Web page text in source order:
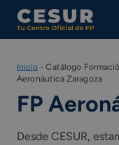
Skip
content
Inicio-Catálogo
Aeronáutica Zaragoza
FP
Desde CESUR,